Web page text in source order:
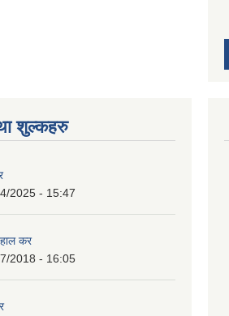
शुल्कहरु
2025 - 15:47
कर
2018 - 16:05